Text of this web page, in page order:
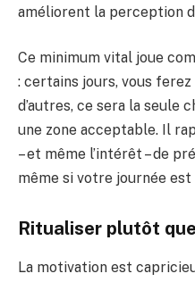
améliorent la perception
Ce minimum vital joue
: certains jours, vous
d’autres, ce sera la seule
une zone acceptable. Il
– et même l’intérêt – de
même si votre journée est
Ritualiser plutôt
La motivation est